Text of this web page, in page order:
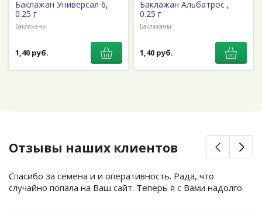
Баклажан Универсал 6,
0.25 г
Баклажаны
1,40 руб.
Баклажан Альбатрос ,
0.25 г
Баклажаны
1,40 руб.
Отзывы наших клиентов
Спасибо за семена и и оперативность. Рада, что
случайно попала на Ваш сайт. Теперь я с Вами надолго.